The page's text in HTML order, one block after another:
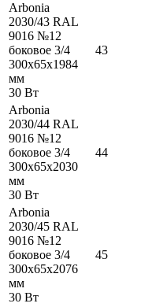
Arbonia
2030/43 RAL
9016 №12
боковое 3/4
300x65x1984
мм
30 Вт
43
Arbonia
2030/44 RAL
9016 №12
боковое 3/4
300x65x2030
мм
30 Вт
44
Arbonia
2030/45 RAL
9016 №12
боковое 3/4
300x65x2076
мм
30 Вт
45